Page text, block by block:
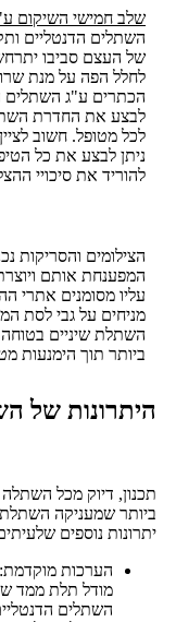
שלב חמישי השיקום
השתלים הדנטליים
של העצם סביבו
לחלל הפה על מנת
הכתרים ע"ג השתלים
לבצע את החדרת
לכל מטופל. חשוב
ניתן לבצע את כל
להוריד את סיכויי
הצילומים והסריקות
המפענחת אותם
עליו מסומנים אתרי
מניחים על גבי לסת
השתלת שיניים בטוחה
ביותר תוך הימנעות
היתרונות של
תכנון, דיוק מכל השתלה
ביותר שמעניקה השתלת
יתרונות נוספים
הערכות
מודל תלת ממד
השתלים